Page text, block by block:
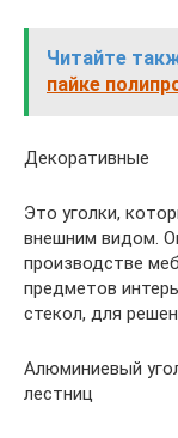
Читайте
пайке
Декоративные
Это уголки,
внешним видом.
производстве
предметов
стекол, для
Алюминиевый
лестниц